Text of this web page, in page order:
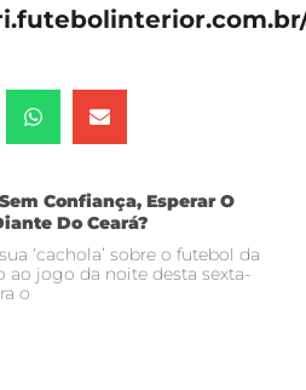
Confiança, Esperar O
Do Ceará?
‘cachola’ sobre o futebol da
ao jogo da noite desta sexta-
o